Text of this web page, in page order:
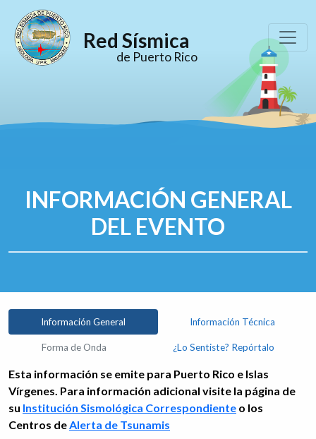
Red Sísmica
de Puerto Rico
INFORMACIÓN GENERAL
DEL EVENTO
Información General Información Técnica
Forma de Onda ¿Lo Sentiste? Repórtalo
Esta información se emite para Puerto Rico e Islas
Vírgenes. Para información adicional visite la página de
su Institución Sismológica Correspondiente o los
Centros deAlerta de Tsunamis